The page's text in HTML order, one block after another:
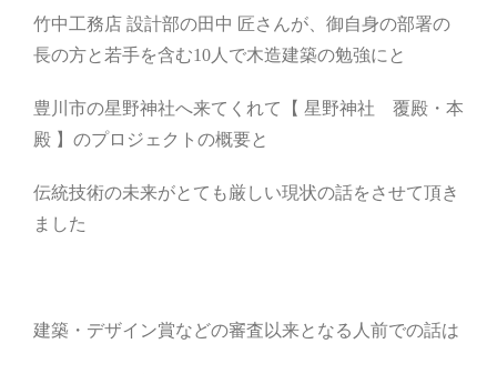
竹中工務店 設計部の田中 匠さんが、御自身の部署の
長の方と若手を含む10人で木造建築の勉強にと
豊川市の星野神社へ来てくれて【 星野神社 覆殿・本
殿 】のプロジェクトの概要と
伝統技術の未来がとても厳しい現状の話をさせて頂き
ました
建築・デザイン賞などの審査以来となる人前での話は